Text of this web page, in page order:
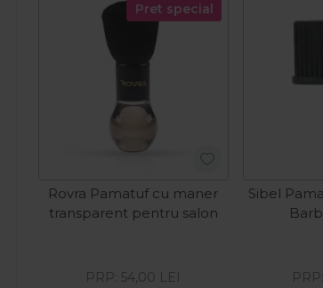
Pret special
Rovra Pamatuf cu maner
transparent pentru salon
PRP: 54,00 LEI
Sibel
PRP: